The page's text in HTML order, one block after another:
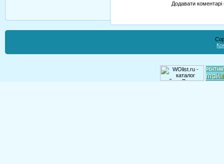
Додавати